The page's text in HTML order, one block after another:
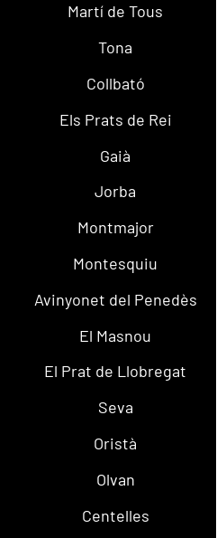
Martí de Tous
Tona
Collbató
Els Prats de Rei
Gaià
Jorba
Montmajor
Montesquiu
Avinyonet del Penedès
El Masnou
El Prat de Llobregat
Seva
Oristà
Olvan
Centelles